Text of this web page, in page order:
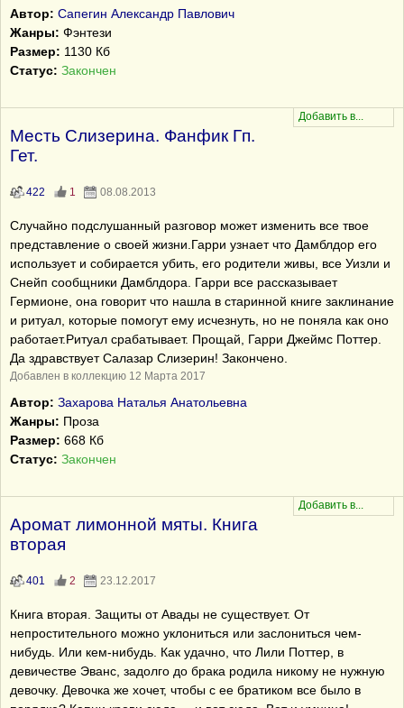
Автор: Сапегин Александр Павлович
Жанры: Фэнтези
Размер: 1130 Кб
Статус: Закончен
Месть Слизерина. Фанфик Гп.
Гет.
422 1 08.08.2013
Случайно подслушанный разговор может изменить все твое
представление о своей жизни.Гарри узнает что Дамблдор его
использует и собирается убить, его родители живы, все Уизли и
Снейп сообщники Дамблдора. Гарри все рассказывает
Гермионе, она говорит что нашла в старинной книге заклинание
и ритуал, которые помогут ему исчезнуть, но не поняла как оно
работает.Ритуал срабатывает. Прощай, Гарри Джеймс Поттер.
Да здравствует Салазар Слизерин! Закончено.
Добавлен в коллекцию 12 Марта 2017
Автор: Захарова Наталья Анатольевна
Жанры: Проза
Размер: 668 Кб
Статус: Закончен
Аромат лимонной мяты. Книга
вторая
401 2 23.12.2017
Книга вторая. Защиты от Авады не существует. От
непростительного можно уклониться или заслониться чем-
нибудь. Или кем-нибудь. Как удачно, что Лили Поттер, в
девичестве Эванс, задолго до брака родила никому не нужную
девочку. Девочка же хочет, чтобы с ее братиком все было в